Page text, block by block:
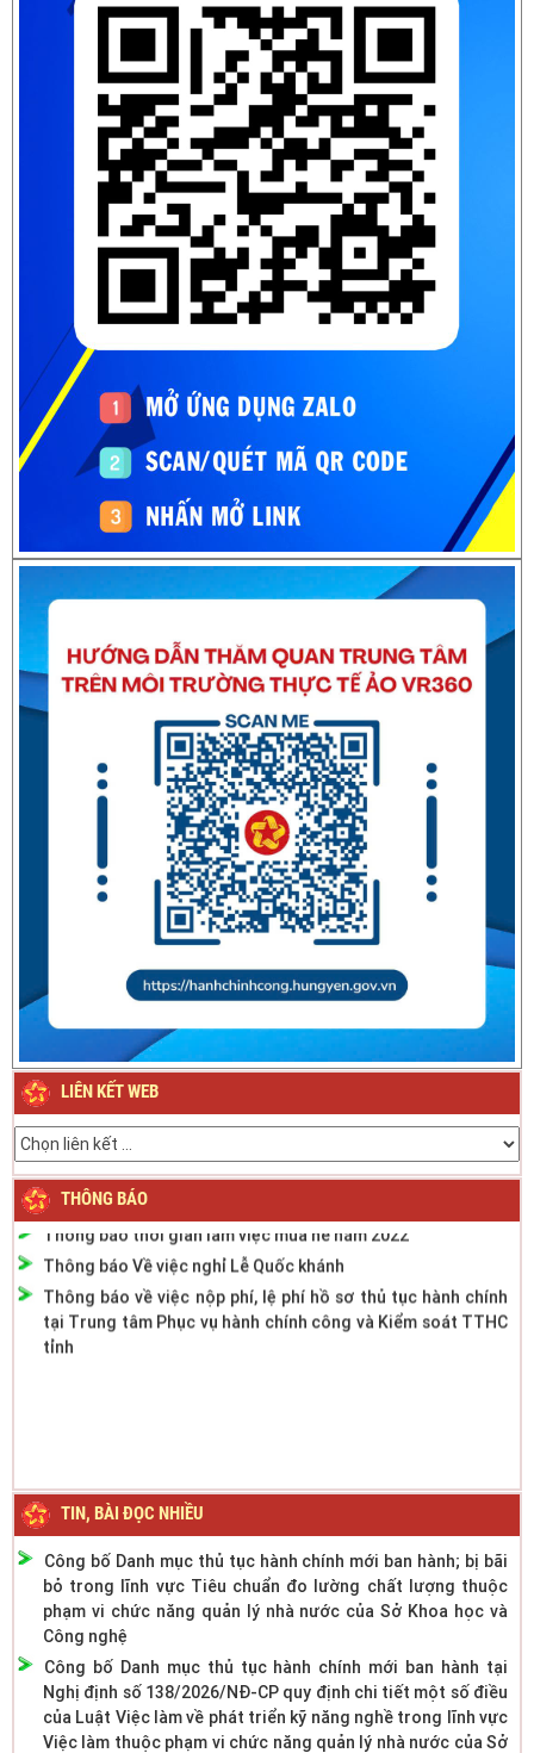
LIÊN KẾT WEB
THÔNG BÁO
Thông báo về việc nghỉ Tết Nguyên đán Bính Ngọ năm 2026
Thông báo về việc nghỉ Tết Nguyên đán Giáp Thìn năm
2024
Thông báo phân cấp công tác đăng ký phương tiện giao
thông cơ giới đường bộ
Thông báo thời gian làm việc mùa hè năm 2022
Thông báo Về việc nghỉ Lễ Quốc khánh
Thông báo về việc nộp phí, lệ phí hồ sơ thủ tục hành chính
tại Trung tâm Phục vụ hành chính công và Kiểm soát TTHC
tỉnh
TIN, BÀI ĐỌC NHIỀU
Công bố Danh mục thủ tục hành chính mới ban hành; bị bãi
bỏ trong lĩnh vực Tiêu chuẩn đo lường chất lượng thuộc
phạm vi chức năng quản lý nhà nước của Sở Khoa học và
Công nghệ
Công bố Danh mục thủ tục hành chính mới ban hành tại
Nghị định số 138/2026/NĐ-CP quy định chi tiết một số điều
của Luật Việc làm về phát triển kỹ năng nghề trong lĩnh vực
Việc làm thuộc phạm vi chức năng quản lý nhà nước của Sở